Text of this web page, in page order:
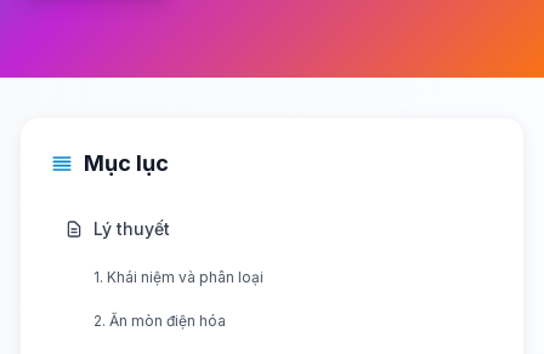
Mục lục
Lý thuyết
1. Khái niệm và phân loại
2. Ăn mòn điện hóa